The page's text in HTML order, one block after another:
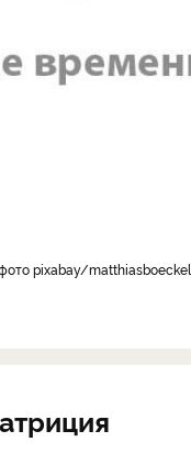
pixabay/matthiasboeckel